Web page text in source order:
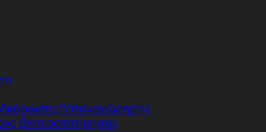
Ακύρωσης/Υπαναχώρησης
βιντεοεπιτήρησης